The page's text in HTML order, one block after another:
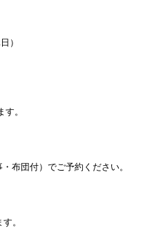
）
。
布団付）でご予約ください。
。